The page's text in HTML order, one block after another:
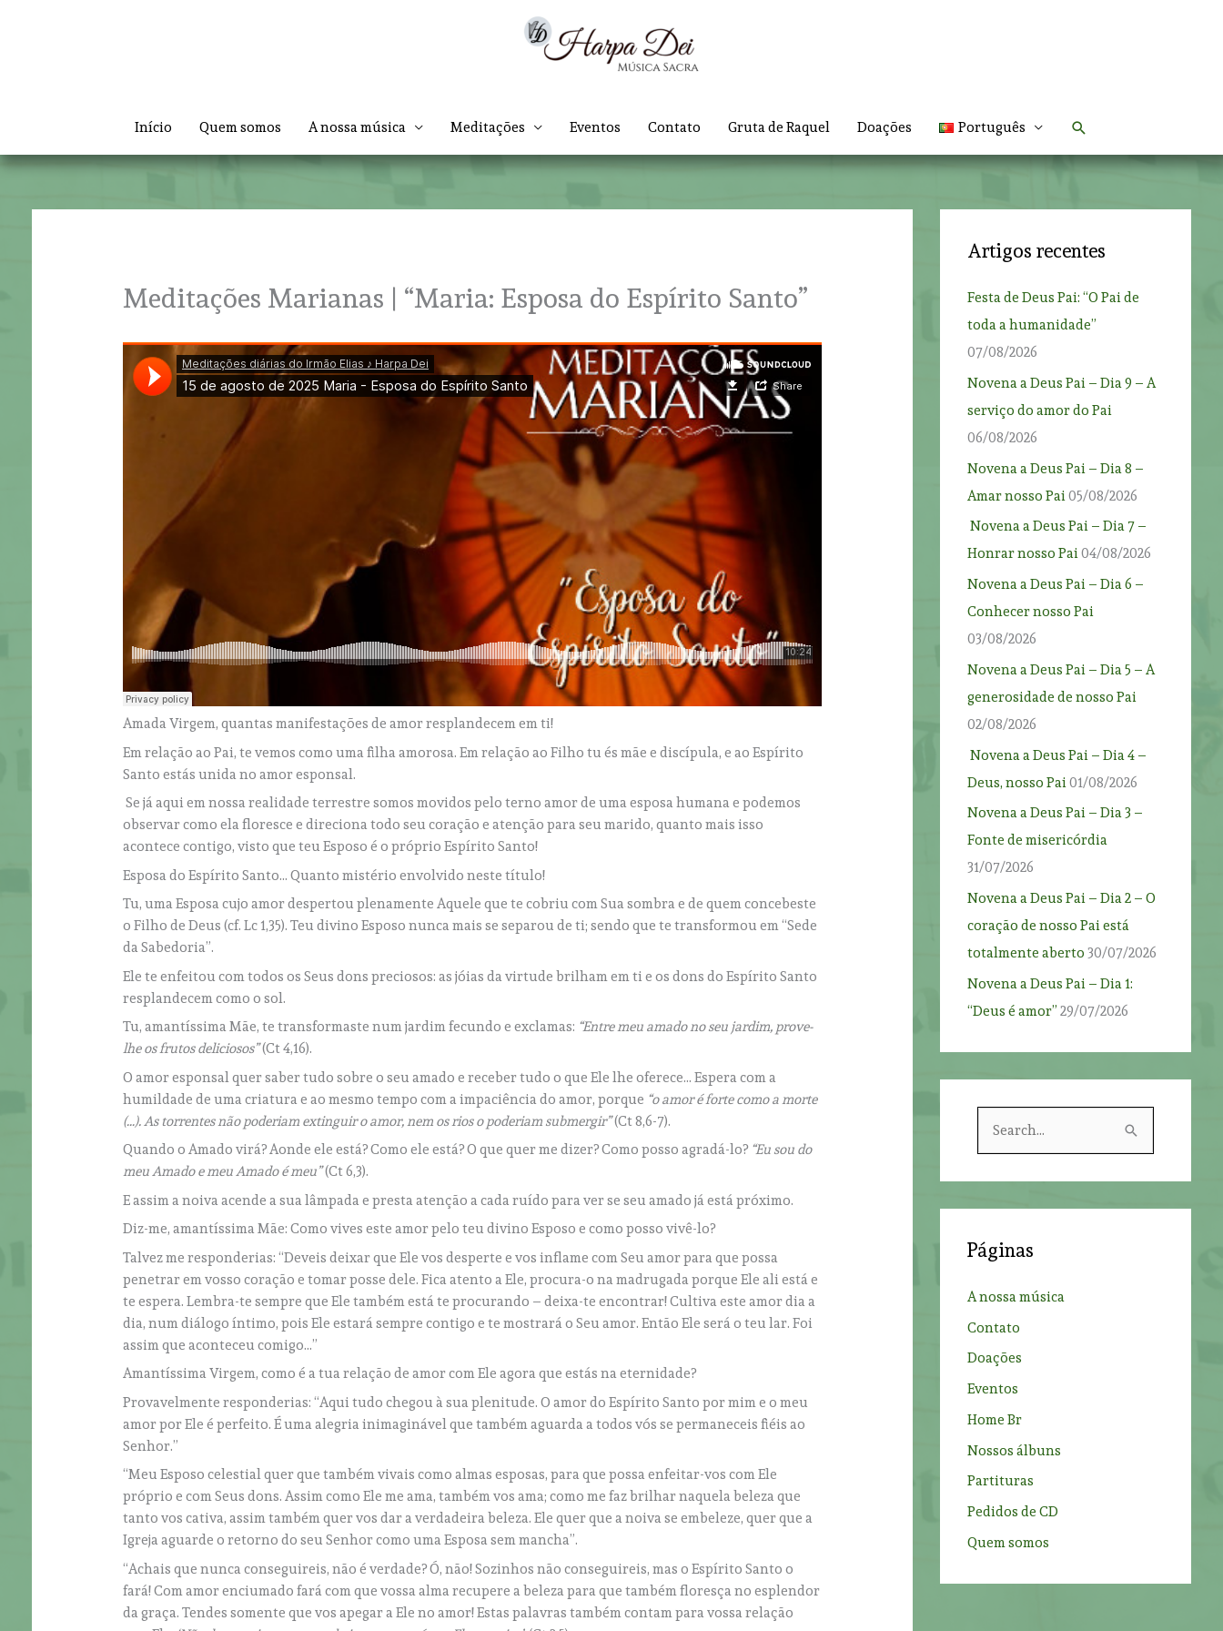
Início Quem somos A nossa música Meditações Eventos Contato Gruta de Raquel Doações Português Search
Meditações Marianas | “Maria: Esposa do Espírito Santo”
Amada Virgem, quantas manifestações de amor resplandecem em ti!
Em relação ao Pai, te vemos como uma filha amorosa. Em relação ao Filho tu és mãe e discípula, e ao Espírito
Santo estás unida no amor esponsal.
Se já aqui em nossa realidade terrestre somos movidos pelo terno amor de uma esposa humana e podemos
observar como ela floresce e direciona todo seu coração e atenção para seu marido, quanto mais isso
acontece contigo, visto que teu Esposo é o próprio Espírito Santo!
Esposa do Espírito Santo… Quanto mistério envolvido neste título!
Tu, uma Esposa cujo amor despertou plenamente Aquele que te cobriu com Sua sombra e de quem concebeste
o Filho de Deus (cf. Lc 1,35). Teu divino Esposo nunca mais se separou de ti; sendo que te transformou em “Sede
da Sabedoria”.
Ele te enfeitou com todos os Seus dons preciosos: as jóias da virtude brilham em ti e os dons do Espírito Santo
resplandecem como o sol.
Tu, amantíssima Mãe, te transformaste num jardim fecundo e exclamas: “Entre meu amado no seu jardim, prove-
lhe os frutos deliciosos”(Ct 4,16).
O amor esponsal quer saber tudo sobre o seu amado e receber tudo o que Ele lhe oferece… Espera com a
humildade de uma criatura e ao mesmo tempo com a impaciência do amor, porque “o amor é forte como a morte
(…). As torrentes não poderiam extinguir o amor, nem os rios o poderiam submergir”(Ct 8,6-7).
Quando o Amado virá? Aonde ele está? Como ele está? O que quer me dizer? Como posso agradá-lo? “Eu sou do
meu Amado e meu Amado é meu”(Ct 6,3).
E assim a noiva acende a sua lâmpada e presta atenção a cada ruído para ver se seu amado já está próximo.
Diz-me, amantíssima Mãe: Como vives este amor pelo teu divino Esposo e como posso vivê-lo?
Talvez me responderias: “Deveis deixar que Ele vos desperte e vos inflame com Seu amor para que possa
penetrar em vosso coração e tomar posse dele. Fica atento a Ele, procura-o na madrugada porque Ele ali está e
te espera. Lembra-te sempre que Ele também está te procurando – deixa-te encontrar! Cultiva este amor dia a
dia, num diálogo íntimo, pois Ele estará sempre contigo e te mostrará o Seu amor. Então Ele será o teu lar. Foi
assim que aconteceu comigo…”
Amantíssima Virgem, como é a tua relação de amor com Ele agora que estás na eternidade?
Provavelmente responderias: “Aqui tudo chegou à sua plenitude. O amor do Espírito Santo por mim e o meu
amor por Ele é perfeito. É uma alegria inimaginável que também aguarda a todos vós se permaneceis fiéis ao
Senhor.”
“Meu Esposo celestial quer que também vivais como almas esposas, para que possa enfeitar-vos com Ele
próprio e com Seus dons. Assim como Ele me ama, também vos ama; como me faz brilhar naquela beleza que
tanto vos cativa, assim também quer vos dar a verdadeira beleza. Ele quer que a noiva se embeleze, quer que a
Igreja aguarde o retorno do seu Senhor como uma Esposa sem mancha”.
“Achais que nunca conseguireis, não é verdade? Ó, não! Sozinhos não conseguireis, mas o Espírito Santo o
fará! Com amor enciumado fará com que vossa alma recupere a beleza para que também floresça no esplendor
da graça. Tendes somente que vos apegar a Ele no amor! Estas palavras também contam para vossa relação
Artigos recentes
Festa de Deus Pai: “O Pai de
toda a humanidade”
07/08/2026
Novena a Deus Pai – Dia 9 – A
serviço do amor do Pai
06/08/2026
Novena a Deus Pai – Dia 8 –
Amar nosso Pai 05/08/2026
Novena a Deus Pai – Dia 7 –
Honrar nosso Pai04/08/2026
Novena a Deus Pai – Dia 6 –
Conhecer nosso Pai
03/08/2026
Novena a Deus Pai – Dia 5 – A
generosidade de nosso Pai
02/08/2026
Novena a Deus Pai – Dia 4 –
Deus, nosso Pai 01/08/2026
Novena a Deus Pai – Dia 3 –
Fonte de misericórdia
31/07/2026
Novena a Deus Pai – Dia 2 – O
coração de nosso Pai está
totalmente aberto 30/07/2026
Novena a Deus Pai – Dia 1:
“Deus é amor” 29/07/2026
h
:
Páginas
A nossa música
Contato
Doações
Eventos
Home Br
Nossos álbuns
Partituras
Pedidos de CD
Quem somos